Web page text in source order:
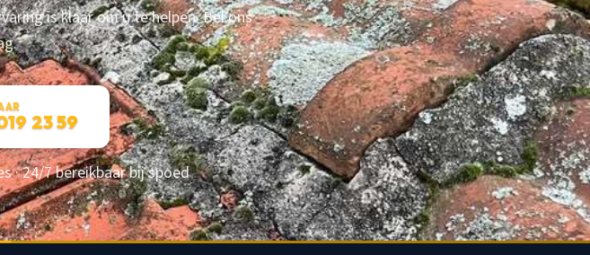
is klaar om u te helpen. Bel ons
23 59
· 24/7 bereikbaar bij spoed